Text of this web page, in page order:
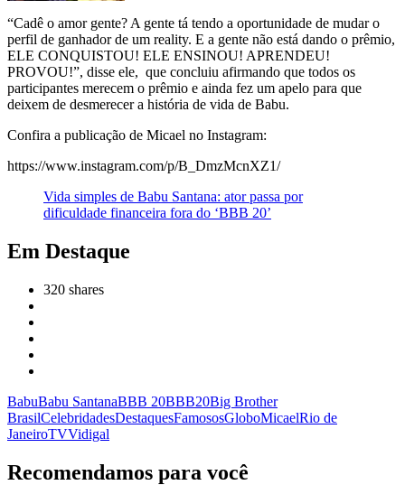
“Cadê o amor gente? A gente tá tendo a oportunidade de mudar o
perfil de ganhador de um reality. E a gente não está dando o prêmio,
ELE CONQUISTOU! ELE ENSINOU! APRENDEU!
PROVOU!”, disse ele, que concluiu afirmando que todos os
participantes merecem o prêmio e ainda fez um apelo para que
deixem de desmerecer a história de vida de Babu.
Confira a publicação de Micael no Instagram:
https://www.instagram.com/p/B_DmzMcnXZ1/
Vida simples de Babu Santana: ator passa por
dificuldade financeira fora do ‘BBB 20’
Em Destaque
320 shares
BabuBabu SantanaBBB 20BBB20Big Brother
BrasilCelebridadesDestaquesFamososGloboMicaelRio de
JaneiroTVVidigal
Recomendamos para você